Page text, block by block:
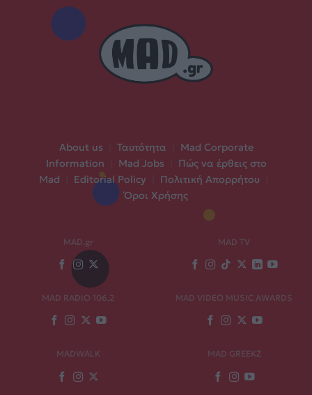
About us Ταυτότητα
Mad Corporate
Information
Mad Jobs
Πώς να έρθεις στο
Mad
Editorial Policy Πολιτική Απορρήτου
Όροι Χρήσης
MAD.gr MAD TV
MAD RADIO 106,2 MAD VIDEO MUSIC AWARDS
MADWALK MAD GREEKZ